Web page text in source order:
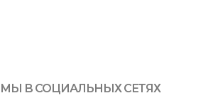
МЫ В СОЦИАЛЬНЫХ СЕТЯХ